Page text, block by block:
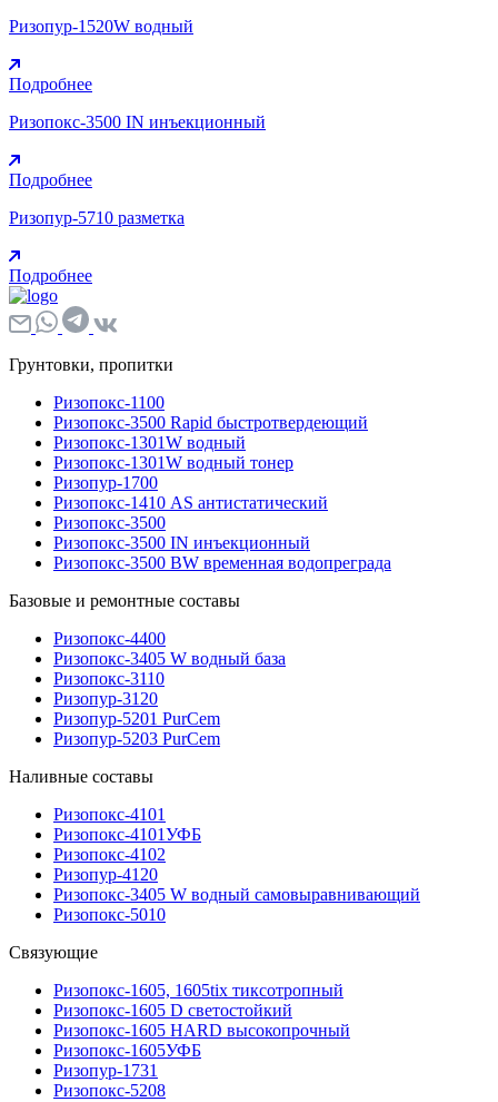
Ризопур-1520W водный
Подробнее
Ризопокс-3500 IN инъекционный
Подробнее
Ризопур-5710 разметка
Подробнее
Грунтовки, пропитки
Ризопокс-1100
Ризопокс-3500 Rapid быстротвердеющий
Ризопокс-1301W водный
Ризопокс-1301W водный тонер
Ризопур-1700
Ризопокс-1410 AS антистатический
Ризопокс-3500
Ризопокс-3500 IN инъекционный
Ризопокс-3500 BW временная водопреграда
Базовые и ремонтные составы
Ризопокс-4400
Ризопокс-3405 W водный база
Ризопокс-3110
Ризопур-3120
Ризопур-5201 PurCem
Ризопур-5203 PurCem
Наливные составы
Ризопокс-4101
Ризопокс-4101УФБ
Ризопокс-4102
Ризопур-4120
Ризопокс-3405 W водный самовыравнивающий
Ризопокс-5010
Связующие
Ризопокс-1605, 1605tix тиксотропный
Ризопокс-1605 D светостойкий
Ризопокс-1605 HARD высокопрочный
Ризопокс-1605УФБ
Ризопур-1731
Ризопокс-5208